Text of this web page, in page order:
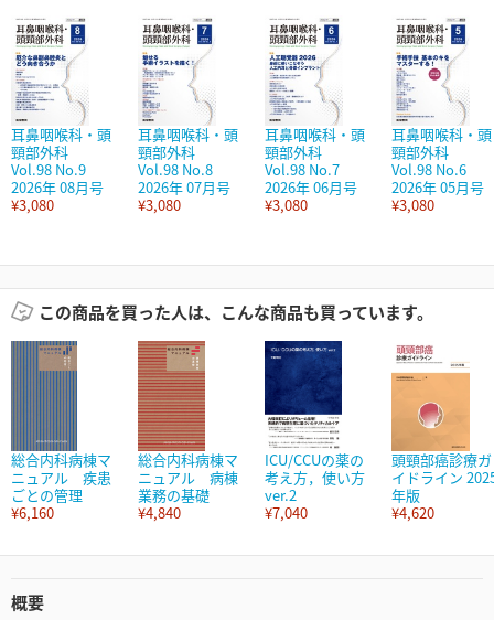
耳鼻咽喉科・頭
頸部外科
Vol.98 No.9
2026年 08月号
¥3,080
耳鼻咽喉科・頭
頸部外科
Vol.98 No.8
2026年 07月号
¥3,080
耳鼻咽喉科・頭
頸部外科
Vol.98 No.7
2026年 06月号
¥3,080
耳鼻咽喉科・頭
頸部外科
Vol.98 No.6
2026年 05月号
¥3,080
この商品を買った人は、こんな商品も買っています。
総合内科病棟マ
ニュアル 疾患
ごとの管理
¥6,160
総合内科病棟マ
ニュアル 病棟
業務の基礎
¥4,840
ICU/CCUの薬の
考え方，使い方
ver.2
¥7,040
頭頸部癌診療ガ
イドライン
年版
¥4,620
概要